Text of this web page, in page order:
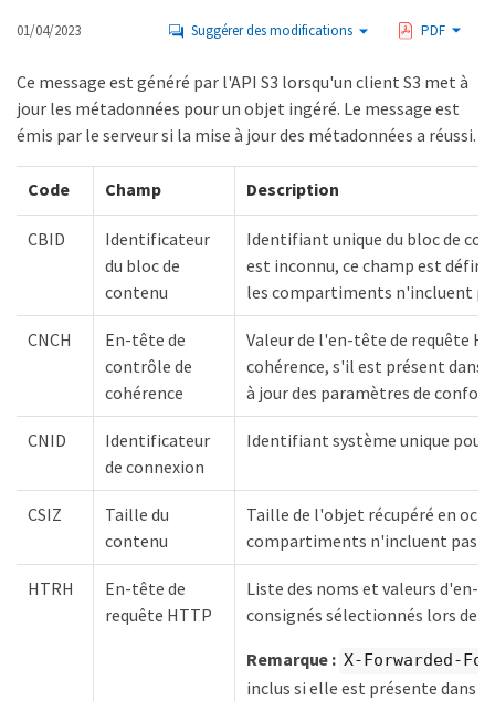
01/04/2023 Suggérer des modifications PDF
Ce message est généré par l'API S3 lorsqu'un client S3 met à
jour les métadonnées pour un objet ingéré. Le message est
émis par le serveur si la mise à jour des métadonnées a réussi.
Code Champ Description
CBID
Identificateur
du bloc de
contenu
Identifiant unique du bloc de
est inconnu, ce champ est défini
les compartiments n'incluent
CNCH
En-tête de
contrôle de
cohérence
Valeur de l'en-tête de requête
cohérence, s'il est présent dans
à jour des paramètres de
CNID
Identificateur
de connexion
Identifiant système unique pour
CSIZ
Taille du
contenu
Taille de l'objet récupéré en
compartiments n'incluent pas
HTRH
En-tête de
requête HTTP
Liste des noms et valeurs d'en-
consignés sélectionnés lors de
Remarque : X-Forwarded-For
inclus si elle est présente dans